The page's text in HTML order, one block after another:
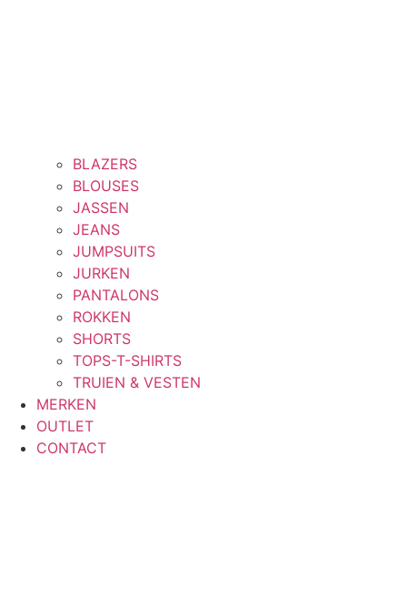
BLAZERS
BLOUSES
JASSEN
JEANS
JUMPSUITS
JURKEN
PANTALONS
ROKKEN
SHORTS
TOPS-T-SHIRTS
TRUIEN & VESTEN
MERKEN
OUTLET
CONTACT